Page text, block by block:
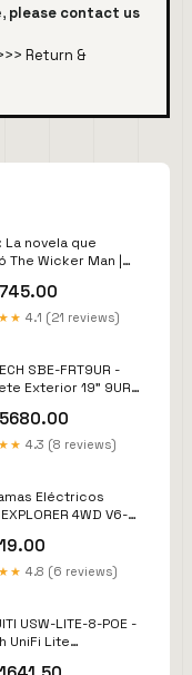
please contact us
Return &
La novela que
The Wicker Man |
4.1 (21 reviews)
SBE-FRT9UR -
Exterior 19" 9UR /
552 mm
Galvanizado /
PARA FIJACION A
O POSTE
4.3 (8 reviews)
Eléctricos
4WD V6-
4.8 (6 reviews)
USW-LITE-8-POE -
UniFi Lite